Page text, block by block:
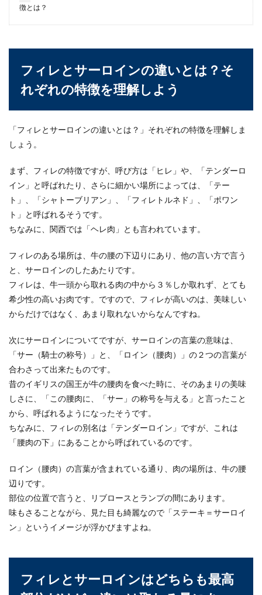
寿司のシャリは人肌に温かい方が旨
寿司を食べた時シャリの温度を気にしたことはあ
ベーコンの自家製燻製！フライパンで
簡単にできる作り方をご紹介
ていますか？燻製と言うと手間がかかるイメージ
がありますが...
冷凍の焼き鳥の解凍方法とは？美味し
冷凍の焼き鳥はどのような解凍方法が適している
のでしょうか。冷凍の焼鳥の解凍の仕方について
紹介します。...
鍋にラーメンはどう入れる？生麺を使
うときのポイント
鍋のしめにラーメンの生麺を使ったらなんだか、
スーパーで売られているものの多くは茹でたタコ
ですが、生のタコが手に入った場合は是非刺し身
徴とは？
フィレとサーロインの違いとは？そ
れぞれの特徴を理解しよう
「フィレとサーロインの違いとは？」それぞれの特徴を理解しま
しょう。
まず、フィレの特徴ですが、呼び方は「ヒレ」や、「テンダーロ
イン」と呼ばれたり、さらに細かい場所によっては、「テー
ト」、「シャトーブリアン」、「フィレトルネド」、「ポワン
ト」と呼ばれるそうです。
ちなみに、関西では「ヘレ肉」とも言われています。
フィレのある場所は、牛の腰の下辺りにあり、他の言い方で言う
と、サーロインのしたあたりです。
フィレは、牛一頭から取れる肉の中から３％しか取れず、とても
希少性の高いお肉です。ですので、フィレが高いのは、美味しい
からだけではなく、あまり取れないからなんですね。
次にサーロインについてですが、サーロインの言葉の意味は、
「サー（騎士の称号）」と、「ロイン（腰肉）」の２つの言葉が
合わさって出来たものです。
昔のイギリスの国王が牛の腰肉を食べた時に、そのあまりの美味
しさに、「この腰肉に、「サー」の称号を与える」と言ったこと
から、呼ばれるようになったそうです。
ちなみに、フィレの別名は「テンダーロイン」ですが、これは
「腰肉の下」にあることから呼ばれているのです。
ロイン（腰肉）の言葉が含まれている通り、肉の場所は、牛の腰
辺りです。
部位の位置で言うと、リブロースとランプの間にあります。
味もさることながら、見た目も綺麗なので「ステーキ＝サーロイ
ン」というイメージが浮かびますよね。
フィレとサーロインはどちらも最高